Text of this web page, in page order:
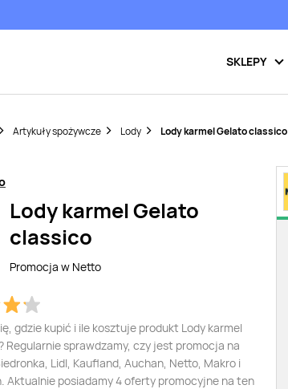
SKLEPY
Artykuły spożywcze Lody Lody karmel Gelato classico
Lody karmel Gelato
classico
Promocja w Netto
gdzie kupić i ile kosztuje produkt Lody karmel
Regularnie sprawdzamy, czy jest promocja na
Lidl, Kaufland, Auchan, Netto, Makro i
Aktualnie posiadamy 4 oferty promocyjne na ten